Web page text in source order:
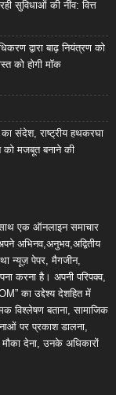
सुविधाओं की नींव: वित्त
द्वारा बाढ़ नियंत्रण को
को होगी मॉक
संदेश, राष्ट्रीय हथकरघा
मजबूत बनाने की
एक ऑनलाइन समाचार
अभिनव,अनुभव,अद्वितीय
न्यूज़ पेपर, मैगजीन,
करना है। अपनी परिपक्व,
का उद्देश्य देशहित में
विश्लेषण बताना, सामाजिक
पर प्रकाश डालना,
देना, उनके अधिकारों